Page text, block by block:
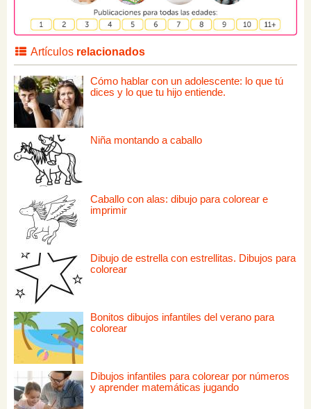
Artículos relacionados
Cómo hablar con un adolescente: lo que tú
dices y lo que tu hijo entiende.
Niña montando a caballo
Caballo con alas: dibujo para colorear e
imprimir
Dibujo de estrella con estrellitas. Dibujos para
colorear
Bonitos dibujos infantiles del verano para
colorear
Dibujos infantiles para colorear por números
y aprender matemáticas jugando